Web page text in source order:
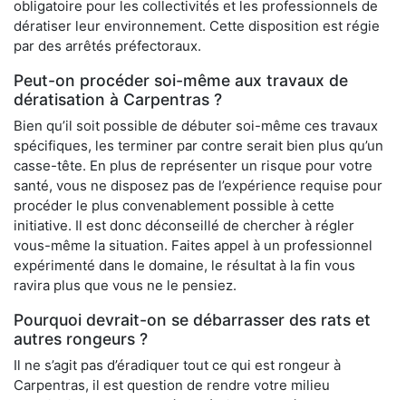
obligatoire pour les collectivités et les professionnels de
dératiser leur environnement. Cette disposition est régie
par des arrêtés préfectoraux.
Peut-on procéder soi-même aux travaux de
dératisation à Carpentras ?
Bien qu’il soit possible de débuter soi-même ces travaux
spécifiques, les terminer par contre serait bien plus qu’un
casse-tête. En plus de représenter un risque pour votre
santé, vous ne disposez pas de l’expérience requise pour
procéder le plus convenablement possible à cette
initiative. Il est donc déconseillé de chercher à régler
vous-même la situation. Faites appel à un professionnel
expérimenté dans le domaine, le résultat à la fin vous
ravira plus que vous ne le pensiez.
Pourquoi devrait-on se débarrasser des rats et
autres rongeurs ?
Il ne s’agit pas d’éradiquer tout ce qui est rongeur à
Carpentras, il est question de rendre votre milieu